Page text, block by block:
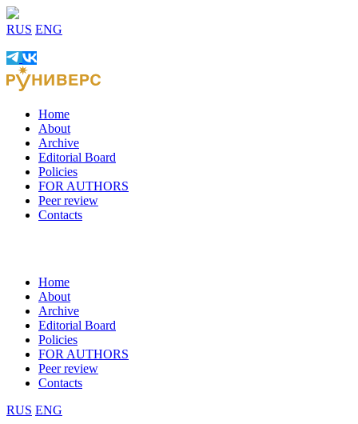
RUS ENG
Home
About
Archive
Editorial Board
Policies
FOR AUTHORS
Peer review
Contacts
Home
About
Archive
Editorial Board
Policies
FOR AUTHORS
Peer review
Contacts
RUS ENG